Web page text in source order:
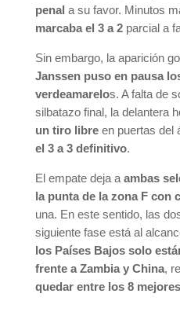
penal a su favor. Minutos
marcaba el 3 a 2parcial a
Sin embargo, la aparición
Janssen puso en pausa
verdeamarelos. A falta de
silbatazo final, la delantera
un tiro libreen puertas del
el 3 a 3 definitivo.
El empate deja aambas
la punta de la zona F con
una. En este sentido, las
siguiente fase está al
los Países Bajos solo
frente a Zambia y China,
quedar entre los 8 mejores